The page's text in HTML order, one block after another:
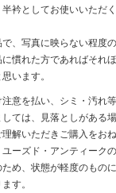
衿としてお使いいただ
で、写真に映らない程度
慣れた方であればそれ
います。
意を払い、シミ・汚れ
ては、見落としがある
解いただきご購入をおね
ーズド・アンティーク
め、状態が軽度のもの
す。